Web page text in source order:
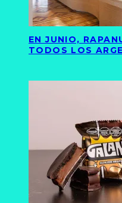
EN JUNIO,
TODOS LOS